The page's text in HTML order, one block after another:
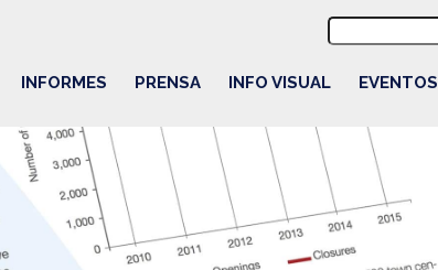
Buscar:
INFORMES PRENSA INFO VISUAL EVENTOS